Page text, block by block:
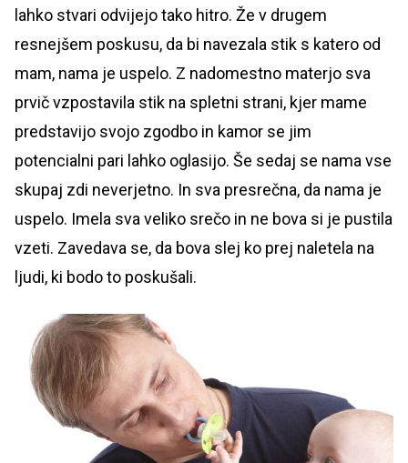
lahko stvari odvijejo tako hitro. Že v drugem
resnejšem poskusu, da bi navezala stik s katero od
mam, nama je uspelo. Z nadomestno materjo sva
prvič vzpostavila stik na spletni strani, kjer mame
predstavijo svojo zgodbo in kamor se jim
potencialni pari lahko oglasijo. Še sedaj se nama vse
skupaj zdi neverjetno. In sva presrečna, da nama je
uspelo. Imela sva veliko srečo in ne bova si je pustila
vzeti. Zavedava se, da bova slej ko prej naletela na
ljudi, ki bodo to poskušali.